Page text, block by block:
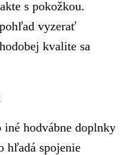
s pokožkou.
vyzerať
kvalite sa
iné hodvábne doplnky
hľadá spojenie